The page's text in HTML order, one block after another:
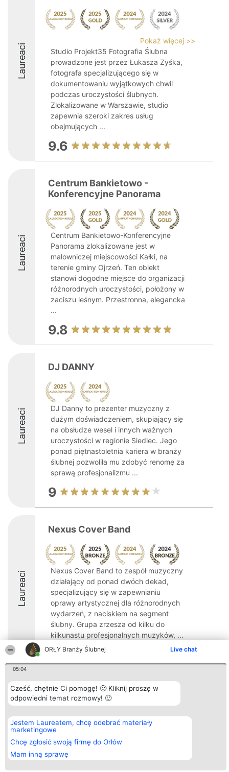
ORŁY Branży Ślubnej Live chat
05:04
Cześć, chętnie Ci pomogę! 🙂 Kliknij proszę w
odpowiedni temat rozmowy! 🙂
Jestem Laureatem, chcę odebrać materiały
marketingowe
Chcę zgłosić swoją firmę do Orłów
Mam inną sprawę
Laureaci
Pokaż więcej >>
Studio Projekt35 Fotografia Ślubna
prowadzone jest przez Łukasza Zyśka,
fotografa specjalizującego się w
dokumentowaniu wyjątkowych chwil
podczas uroczystości ślubnych.
Zlokalizowane w Warszawie, studio
zapewnia szeroki zakres usług
obejmujących ...
9.6
Laureaci
Centrum Bankietowo -
Konferencyjne Panorama
Centrum Bankietowo-Konferencyjne
Panorama zlokalizowane jest w
malowniczej miejscowości Kałki, na
terenie gminy Ojrzeń. Ten obiekt
stanowi dogodne miejsce do organizacji
różnorodnych uroczystości, położony w
zaciszu leśnym. Przestronna, elegancka
...
9.8
Laureaci
DJ DANNY
DJ Danny to prezenter muzyczny z
dużym doświadczeniem, skupiający się
na obsłudze wesel i innych ważnych
uroczystości w regionie Siedlec. Jego
ponad piętnastoletnia kariera w branży
ślubnej pozwoliła mu zdobyć renomę za
sprawą profesjonalizmu ...
9
Laureaci
Nexus Cover Band
Nexus Cover Band to zespół muzyczny
działający od ponad dwóch dekad,
specjalizujący się w zapewnianiu
oprawy artystycznej dla różnorodnych
wydarzeń, z naciskiem na segment
ślubny. Grupa zrzesza od kilku do
kilkunastu profesjonalnych muzyków, ...
9.2
Organizator plebiscytu
Bright Side Solutions sp. z o.
o. sp. k.
Wrocław 50-079
KRS 0000749100 | Regon
381313360 | NIP 8943132676
+48 508 492 400
Plebiscyt
Laureaci
Lista
Laureatów
Polityka
Kontakt